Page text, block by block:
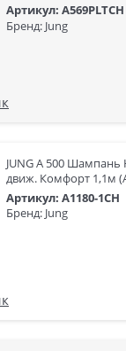
Артикул: A569PLTCH
Бренд: Jung
JUNG A 500 Шампань
движ. Комфорт 1,1м
Артикул: A1180-1CH
Бренд: Jung